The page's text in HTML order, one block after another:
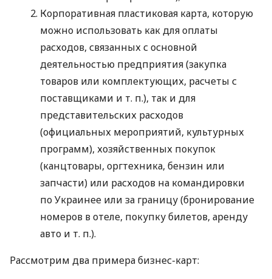
Корпоративная пластиковая карта, которую
можно использовать как для оплаты
расходов, связанных с основной
деятельностью предприятия (закупка
товаров или комплектующих, расчеты с
поставщиками и т. п.), так и для
представительских расходов
(официальных мероприятий, культурных
программ), хозяйственных покупок
(канцтовары, оргтехника, бензин или
запчасти) или расходов на командировки
по Украинее или за границу (бронирование
номеров в отеле, покупку билетов, аренду
авто и т. п.).
Рассмотрим два примера бизнес-карт: